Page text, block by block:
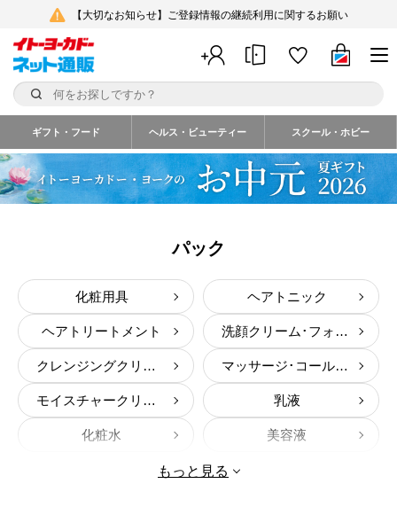
【大切なお知らせ】ご登録情報の継続利用に関するお願い
ギフト・フード ヘルス・ビューティー スクール・ホビー
パック
化粧用具 ヘアトニック
ヘアトリートメント 洗顔クリーム･フォーム
クレンジングクリーム マッサージ･コールドクリーム
モイスチャークリーム 乳液
化粧水 美容液
ファンデーション
もっと見る